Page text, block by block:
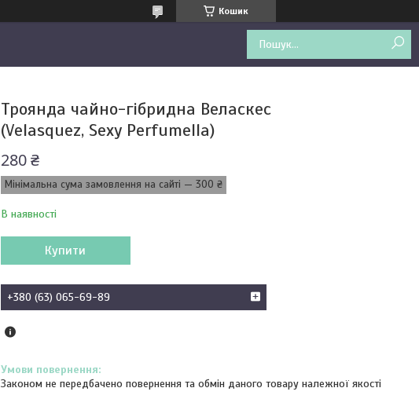
Кошик
Троянда чайно-гібридна Веласкес
(Velasquez, Sexy Perfumella)
280 ₴
Мінімальна сума замовлення на сайті — 300 ₴
В наявності
Купити
+380 (63) 065-69-89
Законом не передбачено повернення та обмін даного товару належної якості